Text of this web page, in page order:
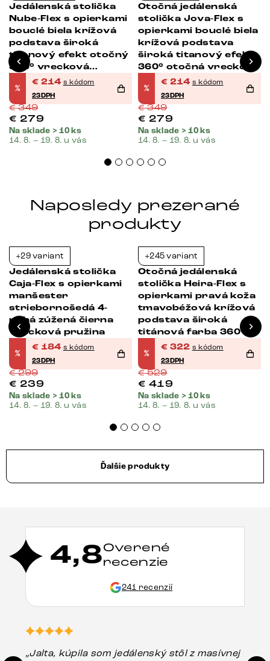
Jedálenská stolička
Nube-Flex s opierkami
bouclé biela krížová
podstava široká
titanový efekt otočný
360° vrecková
pružina
%
€ 214 s kódom
23DPH
€349
€ 279
Na sklade > 10 ks
14. 8. – 19. 8. u vás
Otočná jedálenská
stolička Jova-Flex s
opierkami bouclé biela
krížová podstava
široká titanový efekt
360° otočná vrecková
pružina
%
€ 214 s kódom
23DPH
€349
€ 279
Na sklade > 10 ks
14. 8. – 19. 8. u vás
Naposledy prezerané
produkty
+29 variant
Jedálenská stolička
Caja-Flex s opierkami
manšester
striebornošedá 4-
nohá zúžená čierna
vrecková pružina
%
€ 184 s kódom
23DPH
€299
€ 239
Na sklade > 10 ks
14. 8. – 19. 8. u vás
+245 variant
Otočná jedálenská
stolička Heira-Flex s
opierkami pravá koža
tmavobéžová krížová
podstava široká
titánová farba 360°
otočná vrecková
pružina
%
€ 322 s kódom
23DPH
€529
€ 419
Na sklade > 10 ks
14. 8. – 19. 8. u vás
Ďalšie produkty
4,8Overené
recenzie
241 recenzií
„Jalta, kúpila som jedálenský stôl z masívnej